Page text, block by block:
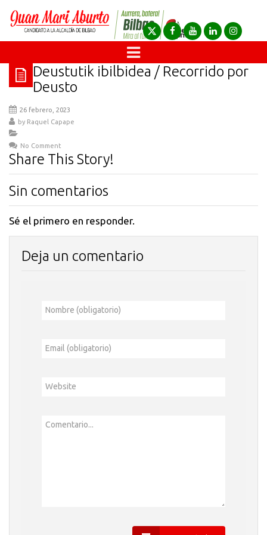
Deustutik ibilbidea / Recorrido por
Deusto
26 febrero, 2023
by Raquel Capape
No Comment
Share This Story!
Sin comentarios
Sé el primero en responder.
Deja un comentario
Nombre (obligatorio)
Email (obligatorio)
Website
Comentario...